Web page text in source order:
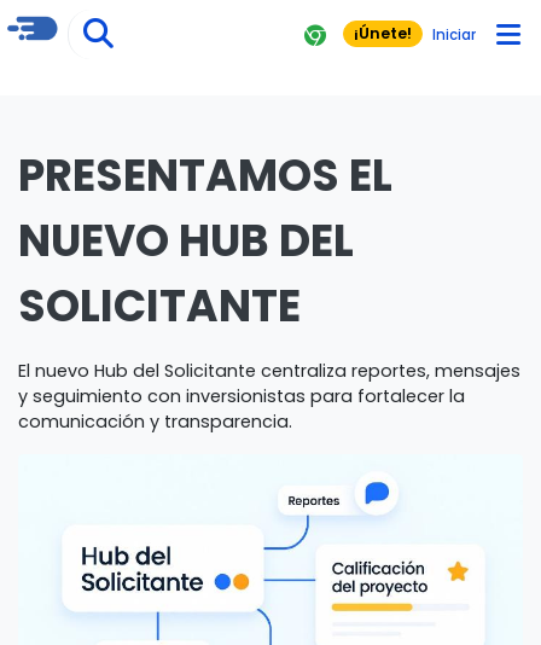
¡Únete! Iniciar
PRESENTAMOS EL
NUEVO HUB DEL
SOLICITANTE
El nuevo Hub del Solicitante centraliza reportes, mensajes
y seguimiento con inversionistas para fortalecer la
comunicación y transparencia.